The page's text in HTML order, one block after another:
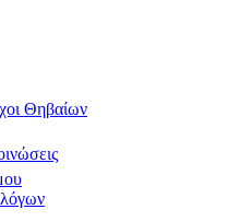
Θηβαίων